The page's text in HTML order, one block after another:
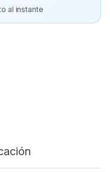
al instante